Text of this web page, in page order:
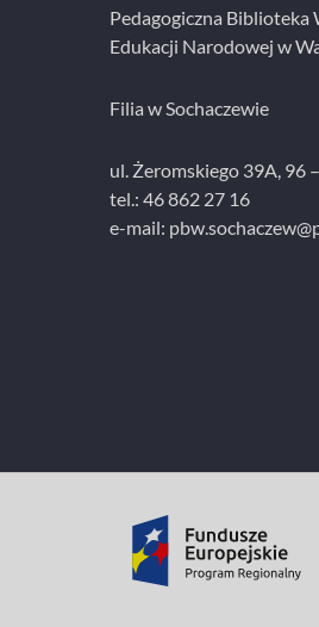
Pedagogiczna Biblioteka
Edukacji Narodowej w
Filia w Sochaczewie
ul. Żeromskiego 39A, 96
tel.: 46 862 27 16
e-mail: